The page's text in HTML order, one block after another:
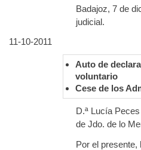
Badajoz, 7 de
judicial.
11-10-2011
Auto de
voluntario
Cese de los
D.ª Lucía
de Jdo. de lo
Por el presente,